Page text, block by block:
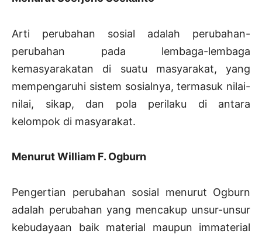
Arti perubahan sosial adalah perubahan-
perubahan pada lembaga-lembaga
kemasyarakatan di suatu masyarakat, yang
mempengaruhi sistem sosialnya, termasuk nilai-
nilai, sikap, dan pola perilaku di antara
kelompok di masyarakat.
Menurut William F. Ogburn
Pengertian perubahan sosial menurut Ogburn
adalah perubahan yang mencakup unsur-unsur
kebudayaan baik material maupun immaterial